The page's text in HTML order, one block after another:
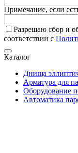
Примечание, если
Разрешаю сбор и
соответствии с
Каталог
Днища
Арматура для
Оборудование
Автоматика